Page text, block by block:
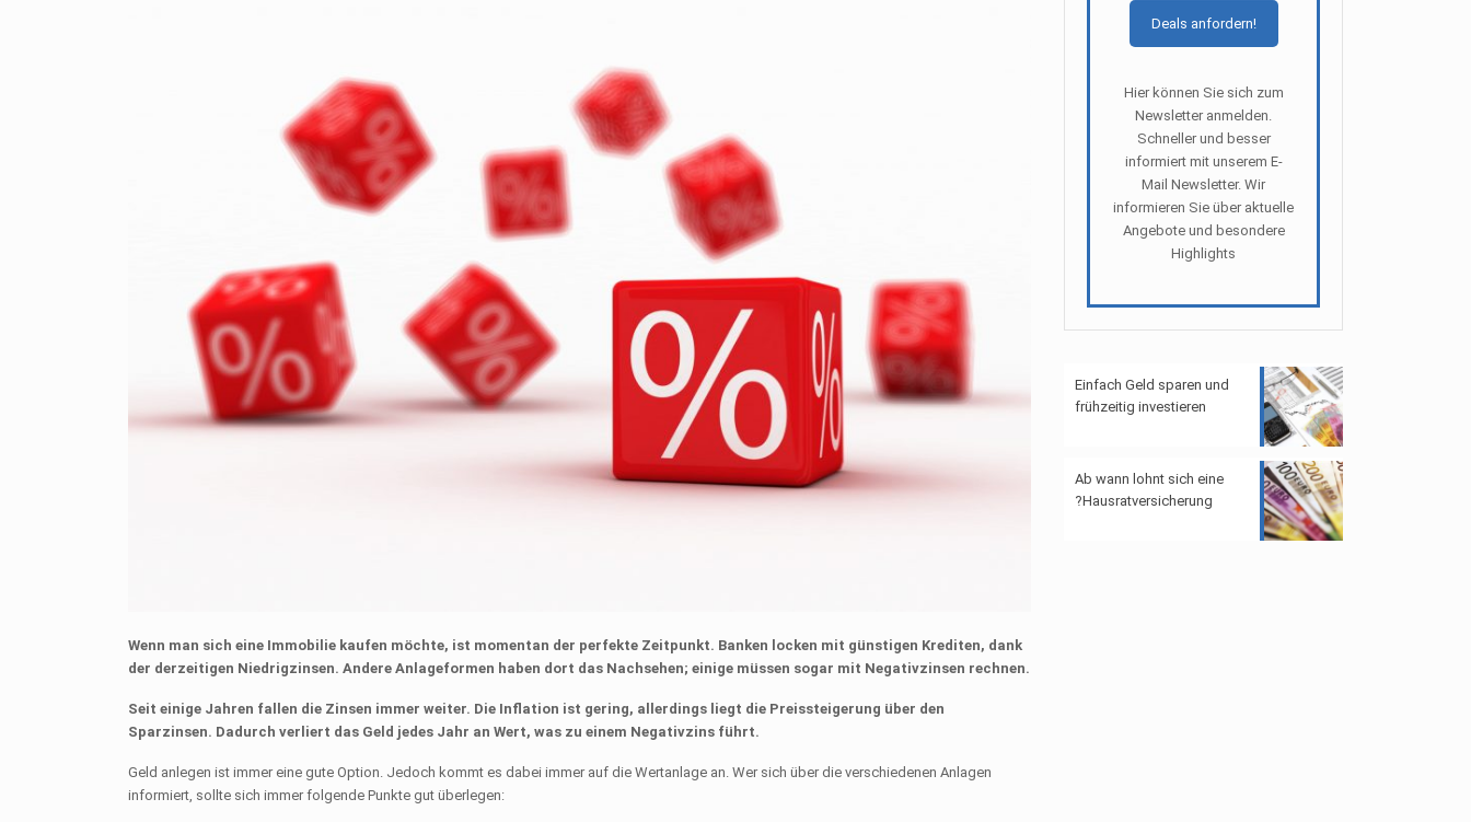
Wenn man sich eine Immobilie kaufen möchte, ist momentan der perfekte Zeitpunkt. Banken locken mit günstigen Krediten, dank
der derzeitigen Niedrigzinsen. Andere Anlageformen haben dort das Nachsehen; einige müssen sogar mit Negativzinsen rechnen.
Seit einige Jahren fallen die Zinsen immer weiter. Die Inflation ist gering, allerdings liegt die Preissteigerung über den
Sparzinsen. Dadurch verliert das Geld jedes Jahr an Wert, was zu einem Negativzins führt.
Geld anlegen ist immer eine gute Option. Jedoch kommt es dabei immer auf die Wertanlage an. Wer sich über die verschiedenen Anlagen
informiert, sollte sich immer folgende Punkte gut überlegen:
Deals anfordern!
Hier können Sie sich zum
Newsletter anmelden.
Schneller und besser
informiert mit unserem E-
Mail Newsletter. Wir
informieren Sie über aktuelle
Angebote und besondere
Highlights
Einfach Geld sparen und
frühzeitig investieren
Ab wann lohnt sich eine
Hausratversicherung?